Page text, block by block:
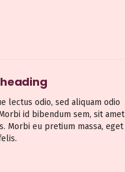
lectus odio, sed aliquam odio
id bibendum sem, sit amet
Morbi eu pretium massa, eget